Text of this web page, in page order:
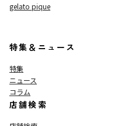
gelato pique
特集＆ニュース
特集
ニュース
コラム
店舗検索